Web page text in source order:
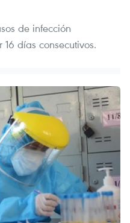
de infección
días consecutivos.